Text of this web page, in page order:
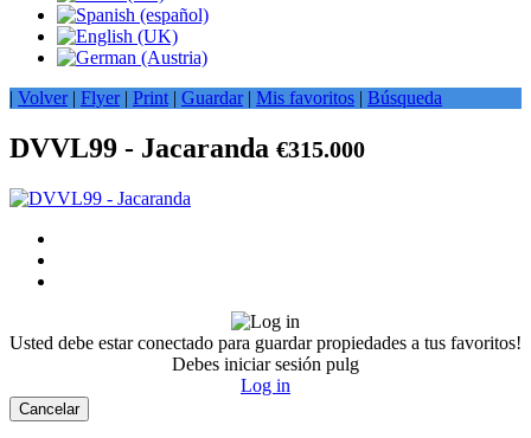
| Volver| Flyer| Print | Guardar| Mis favoritos | Búsqueda
DVVL99 - Jacaranda €315.000
Usted debe estar conectado para guardar propiedades a tus favoritos!
Debes iniciar sesión pulg
Log in
Cancelar